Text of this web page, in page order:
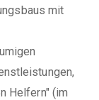
mit
Helfern" (im